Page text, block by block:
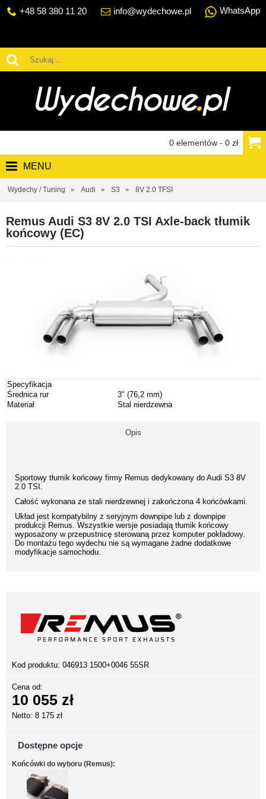
+48 58 380 11 20 info@wydechowe.pl WhatsApp
0 elementów - 0 zł
MENU
Wydechy / Tuning Audi S3 8V 2.0 TFSI
Remus Audi S3 8V 2.0 TSI Axle-back tłumik
końcowy (EC)
Specyfikacja
Średnica rur
3" (76,2 mm)
Materiał
Stal nierdzewna
Opis
Sportowy tłumik końcowy firmy Remus dedykowany do Audi S3 8V
2.0 TSI.
Całość wykonana ze stali nierdzewnej i zakończona 4 końcówkami.
Układ jest kompatybilny z seryjnym downpipe lub z downpipe
produkcji Remus. Wszystkie wersje posiadają tłumik końcowy
wyposażony w przepustnicę sterowaną przez komputer pokładowy.
Do montażu tego wydechu nie są wymagane żadne dodatkowe
modyfikacje samochodu.
Kod produktu: 046913 1500+0046 55SR
Cena od:
10 055 zł
Netto: 8 175 zł
Dostępne opcje
Końcówki do wyboru (Remus):